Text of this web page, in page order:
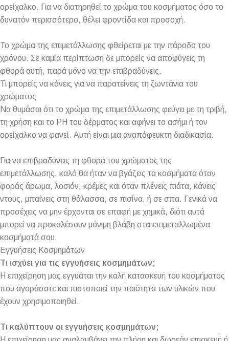
ορείχαλκο. Για να διατηρηθεί το χρώμα του κοσμήματος όσο το
δυνατόν περισσότερο, θέλει φροντίδα και προσοχή.
Το χρώμα της επιμετάλλωσης φθείρεται με την πάροδο του
χρόνου. Σε καμία περίπτωση δε μπορείς να αποφύγεις τη
φθορά αυτή, παρά μόνο να την επιβραδύνεις.
Τι μπορείς να κάνεις για να παρατείνεις τη ζωντάνια του
χρώματος
Να θυμάσαι ότι το χρώμα της επιμετάλλωσης φεύγει με τη τριβή,
τη χρήση και το PH του δέρματος και αφήνει το ασήμι ή τον
ορείχαλκο να φανεί. Αυτή είναι μια αναπόφευκτη διαδικασία.
Για να επιβραδύνεις τη φθορά του χρώματος της
επιμετάλλωσης, καλό θα ήταν να βγάζεις τα κοσμήματα όταν
φοράς άρωμα, λοσιόν, κρέμες και όταν πλένεις πιάτα, κάνεις
ντους, μπαίνεις στη θάλασσα, σε πισίνα, ή σε σπα. Γενικά να
προσέχεις να μην έρχονται σε επαφή με χημικά, διότι αυτά
μπορεί να προκαλέσουν μόνιμη βλάβη στα επιμεταλλωμένα
κοσμήματά σου.
Εγγυήσεις Κοσμημάτων
Τι ισχύει για τις εγγυήσεις κοσμημάτων;
Η επιχείρηση μας εγγυάται την καλή κατασκευή του κοσμήματος
που αγοράσατε και πιστοποιεί την ποιότητα των υλικών που
έχουν χρησιμοποιηθεί.
Τι καλύπτουν οι εγγυήσεις κοσμημάτων;